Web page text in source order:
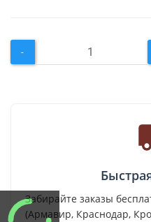
-
Забирайте заказы
(Армавир, Краснодар,